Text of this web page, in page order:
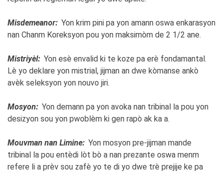
Misdemeanor: Yon krim pini pa yon amann oswa enkarasyon
nan Chanm Koreksyon pou yon maksimòm de 2 1/2 ane.
Mistriyèl: Yon esè envalid ki te koze pa erè fondamantal.
Lè yo deklare yon mistrial, jijman an dwe kòmanse ankò
avèk seleksyon yon nouvo jiri.
Mosyon: Yon demann pa yon avoka nan tribinal la pou yon
desizyon sou yon pwoblèm ki gen rapò ak ka a.
Mouvman nan Limine: Yon mosyon pre-jijman mande
tribinal la pou entèdi lòt bò a nan prezante oswa menm
refere li a prèv sou zafè yo te di yo dwe trè prejije ke pa